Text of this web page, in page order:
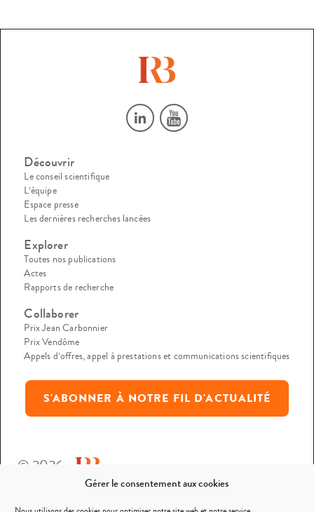
Gérer le consentement aux cookies
Découvrir
Le conseil scientifique
L’équipe
Espace presse
Les dernières recherches lancées
Explorer
Toutes nos publications
Actes
Rapports de recherche
Collaborer
Prix Jean Carbonnier
Prix Vendôme
Appels d’offres, appel à prestations et communications scientifiques
S'ABONNER À NOTRE FIL D'ACTUALITÉ
© 2026